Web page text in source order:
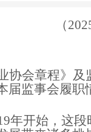
（
协会章程》
届监事会履
年开始，这段